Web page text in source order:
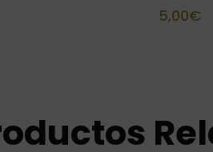
5,00€